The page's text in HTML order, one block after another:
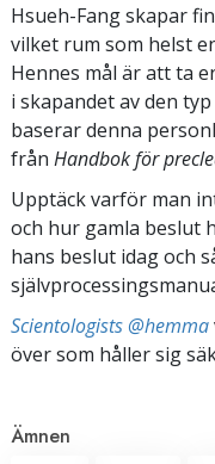
Hsueh-Fang skapar
vilket rum som helst
Hennes mål är att ta
i skapandet av den
baserar denna
från Handbok för
Upptäck varför man
och hur gamla beslut
hans beslut idag och
Scientologists @hemma
över som håller sig
Ämnen